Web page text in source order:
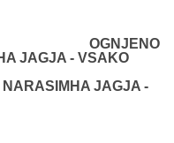
OGNJENO
JAGJA - VSAKO
JAGJA -